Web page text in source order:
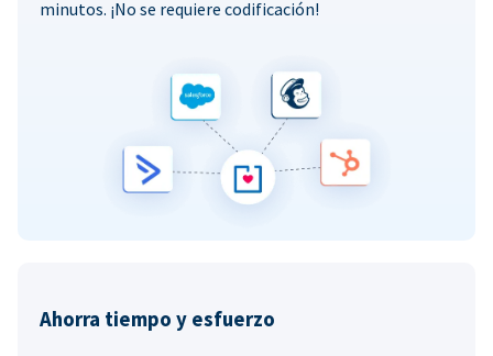
minutos. ¡No se requiere codificación!
Ahorra tiempo y esfuerzo